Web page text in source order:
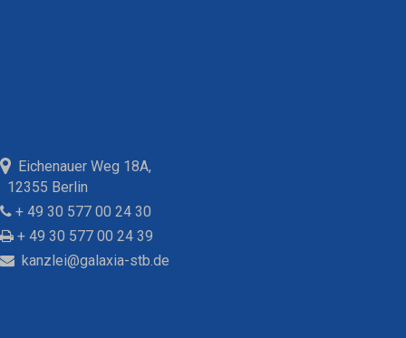
Eichenauer Weg 18A,
12355 Berlin
+ 49 30 577 00 24 30
+ 49 30 577 00 24 39
kanzlei@galaxia-stb.de